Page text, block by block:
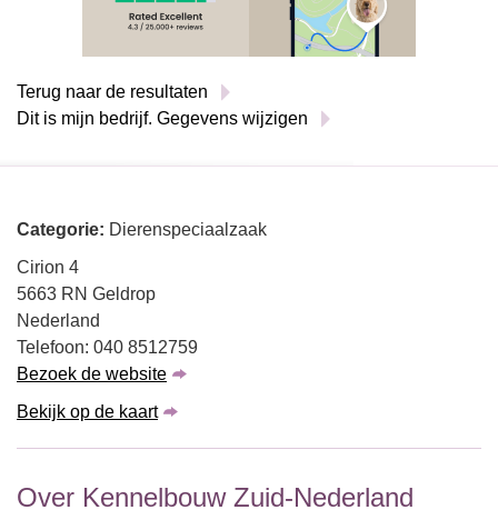
Terug naar de resultaten
Dit is mijn bedrijf. Gegevens wijzigen
Categorie: Dierenspeciaalzaak
Cirion 4
5663 RN Geldrop
Nederland
Telefoon: 040 8512759
Bezoek de website
Bekijk op de kaart
Over Kennelbouw Zuid-Nederland